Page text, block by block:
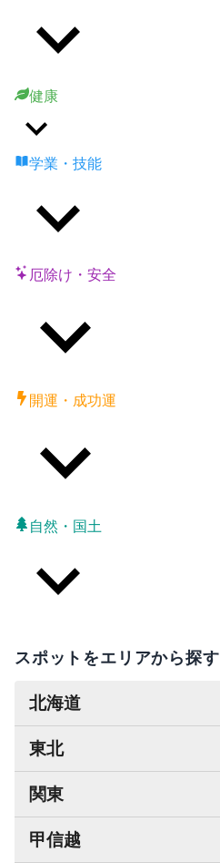
健康
学業・技能
厄除け・安全
開運・成功運
自然・国土
スポットをエリアから探す
北海道
東北
関東
甲信越